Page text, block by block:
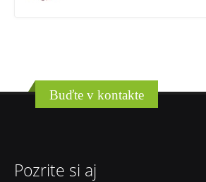
Buďte v kontakte
Pozrite si aj